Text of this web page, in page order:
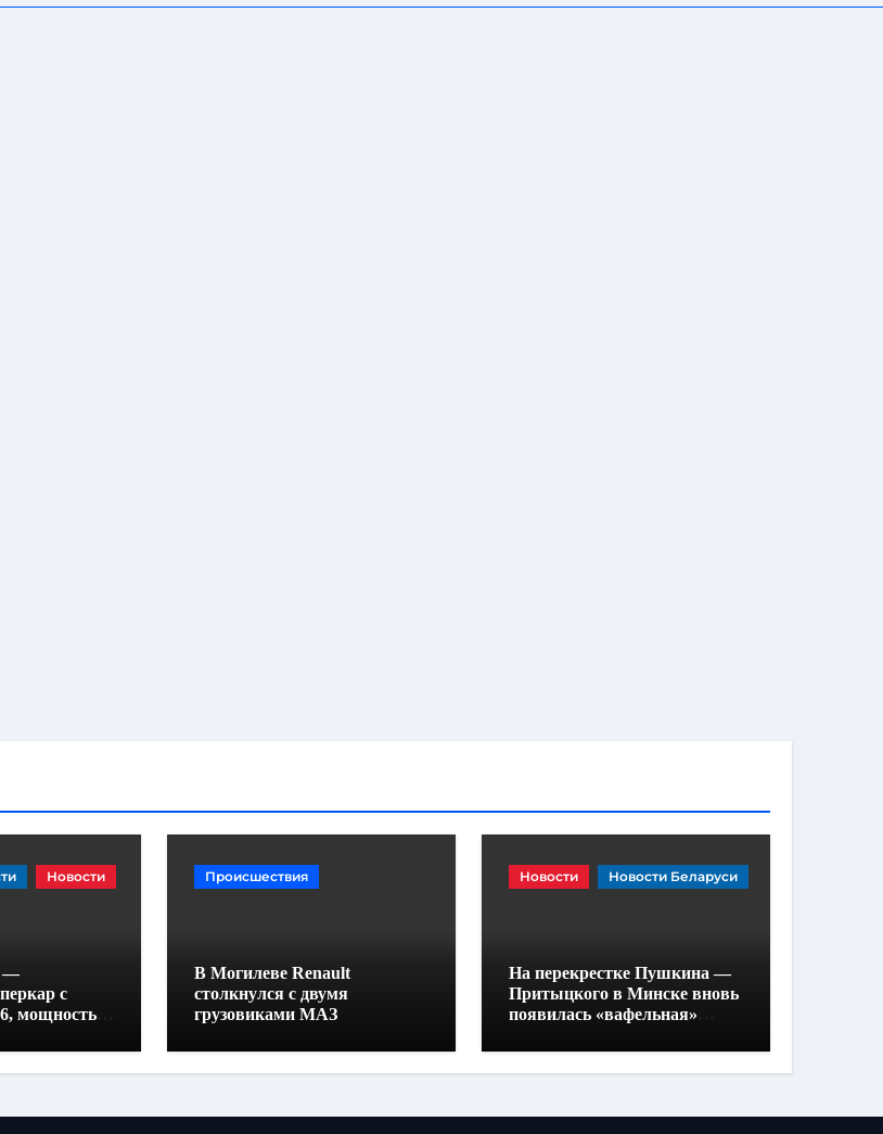
Новости
—
с
мощностью
метр
Происшествия
В Могилеве Renault
столкнулся с двумя
грузовиками МАЗ
Новости Новости Беларуси
На перекрестке Пушкина —
Притыцкого в Минске вновь
появилась «вафельная»